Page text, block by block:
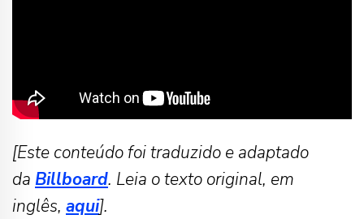
[Este conteúdo foi traduzido e adaptado
da Billboard. Leia o texto original, em
inglês, aqui].